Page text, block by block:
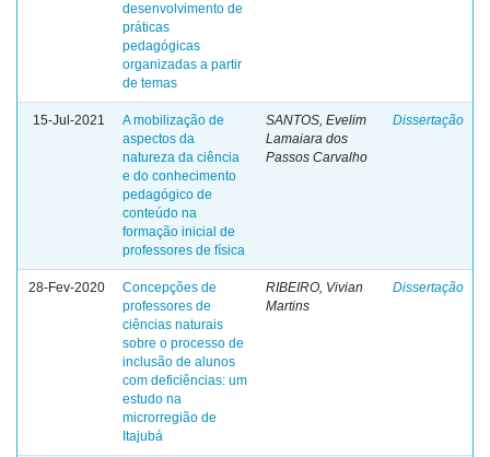
desenvolvimento de
práticas
pedagógicas
organizadas a partir
de temas
15-Jul-2021
A mobilização de
aspectos da
natureza da ciência
e do conhecimento
pedagógico de
conteúdo na
formação inicial de
professores de física
SANTOS, Evelim
Lamaiara dos
Passos Carvalho
Dissertação
28-Fev-2020
Concepções de
professores de
ciências naturais
sobre o processo de
inclusão de alunos
com deficiências: um
estudo na
microrregião de
Itajubá
RIBEIRO, Vivian
Martins
Dissertação